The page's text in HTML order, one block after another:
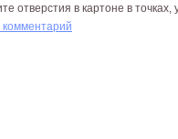
отверстия в картоне в точках,
комментарий